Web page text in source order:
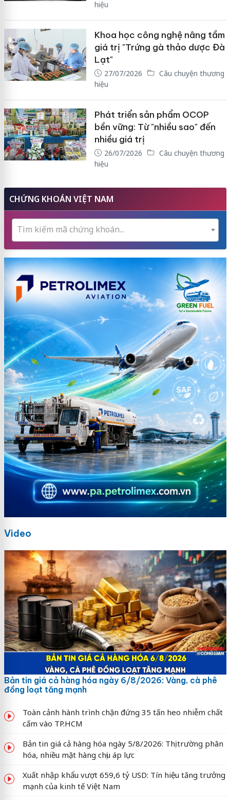
hiệu
Khoa học công nghệ nâng tầm
giá trị "Trứng gà thảo dược Đà
Lạt"
27/07/2026
Câu chuyện thương
hiệu
Phát triển sản phẩm OCOP
bền vững: Từ "nhiều sao" đến
nhiều giá trị
26/07/2026
Câu chuyện thương
hiệu
CHỨNG KHOÁN VIỆT NAM
Tìm kiếm mã chứng khoán...
Video
Bản tin giá cả hàng hóa ngày 6/8/2026: Vàng, cà phê
đồng loạt tăng mạnh
Toàn cảnh hành trình chặn đứng 35 tấn heo nhiễm chất
cấm vào TP.HCM
Bản tin giá cả hàng hóa ngày 5/8/2026: Thị trường phân
hóa, nhiều mặt hàng chịu áp lực
Xuất nhập khẩu vượt 659,6 tỷ USD: Tín hiệu tăng trưởng
mạnh của kinh tế Việt Nam